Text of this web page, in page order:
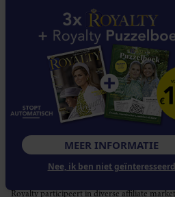
Contact
Adverteren
VOLG
Royalty participeert in diverse affiliate
MEER INFORMATIE
Nee, ik ben niet geïnteresseerd